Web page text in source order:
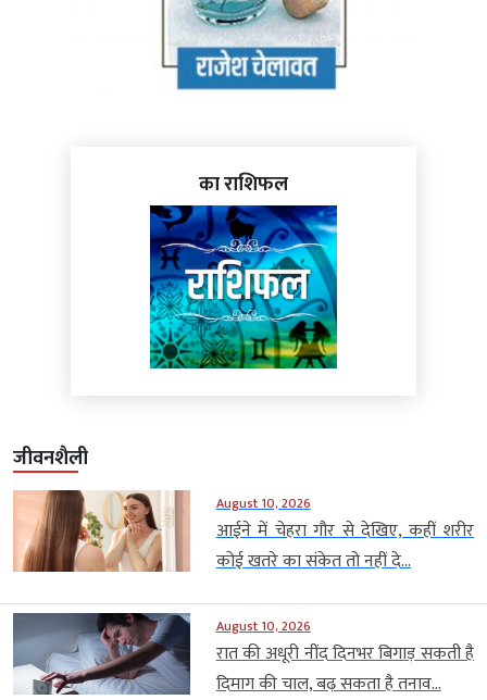
का राशिफल
जीवनशैली
August 10, 2026
आईने में चेहरा गौर से देखिए, कहीं शरीर
कोई खतरे का संकेत तो नहीं दे...
August 10, 2026
रात की अधूरी नींद दिनभर बिगाड़ सकती है
दिमाग की चाल, बढ़ सकता है तनाव...